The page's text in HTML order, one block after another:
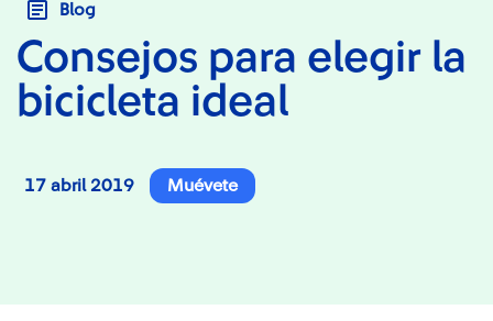
Blog
Consejos para elegir la
bicicleta ideal
17 abril 2019 Muévete